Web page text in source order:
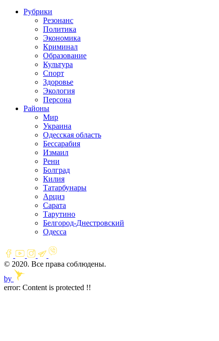
Рубрики
Резонанс
Политика
Экономика
Криминал
Образование
Культура
Спорт
Здоровье
Экология
Персона
Районы
Мир
Украина
Одесская область
Бессарабия
Измаил
Рени
Болград
Килия
Татарбунары
Арциз
Сарата
Тарутино
Белгород-Днестровский
Одесса
© 2020. Все права соблюдены.
by
error: Content is protected !!